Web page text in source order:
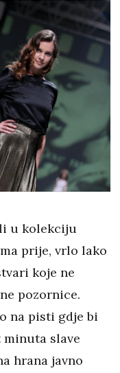
u kolekciju
prije, vrlo lako
koje ne
pozornice.
na pisti gdje bi
slave
hrana javno